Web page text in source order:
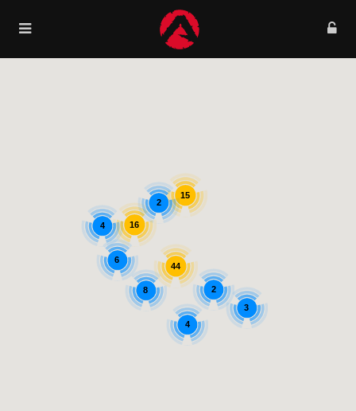
44
8
16
15
3
2
4
4
6
2